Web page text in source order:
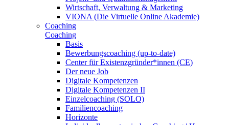
Wirtschaft, Verwaltung & Marketing
VIONA (Die Virtuelle Online Akademie)
Coaching
Coaching
Basis
Bewerbungscoaching (up-to-date)
Center für Existenzgründer*innen (CE)
Der neue Job
Digitale Kompetenzen
Digitale Kompetenzen II
Einzelcoaching (SOLO)
Familiencoaching
Horizonte